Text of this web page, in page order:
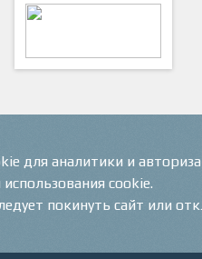
для аналитики и
cookie.
покинуть сайт или